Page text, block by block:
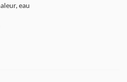
eau